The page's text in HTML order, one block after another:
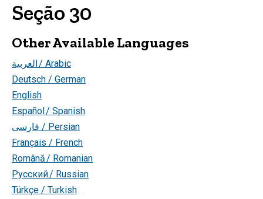
Seção 30
Other Available Languages
العربية / Arabic
Deutsch / German
English
Español / Spanish
فارسی / Persian
Français / French
Română / Romanian
Русский / Russian
Türkçe / Turkish